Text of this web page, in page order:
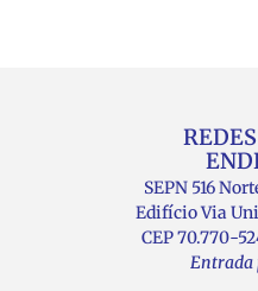
SEPN 516
Edifício Via
CEP 70.770-
Entrada